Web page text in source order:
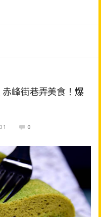
赤峰街巷弄美食！爆
0